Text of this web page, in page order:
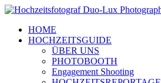
Zum
springenHOME
HOCHZEITSGUIDE
ÜBER UNS
PHOTOBOOTH
Engagement Shooting